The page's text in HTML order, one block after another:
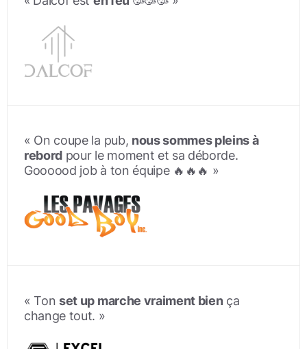
« On coupe la pub, nous sommes pleins à
rebord pour le moment et sa déborde.
Goooood job à ton équipe 🔥🔥🔥 »
« Tonset up marche vraiment biença
change tout. »